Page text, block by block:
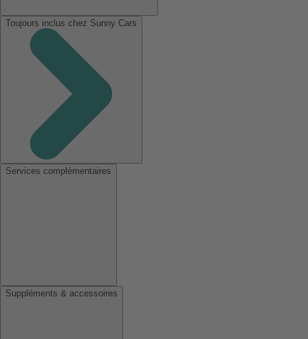
Toujours inclus chez Sunny Cars
Services complémentaires
Suppléments & accessoires